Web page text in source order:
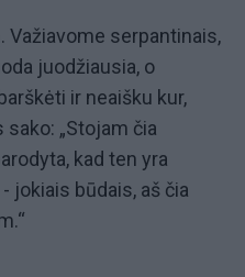
Važiavome serpantinais,
juodžiausia, o
ir neaišku kur,
„Stojam čia
kad ten yra
jokiais būdais, aš čia